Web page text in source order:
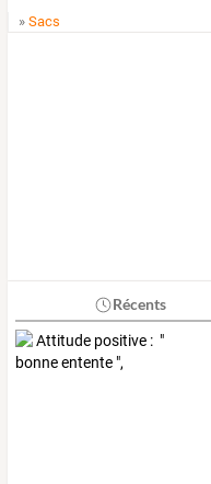
»Sacs
Récents